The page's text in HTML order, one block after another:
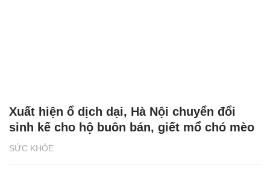
SỨC KHỎE
Xuất hiện ổ dịch dại, Hà Nội chuyển đổi
sinh kế cho hộ buôn bán, giết mổ chó mèo